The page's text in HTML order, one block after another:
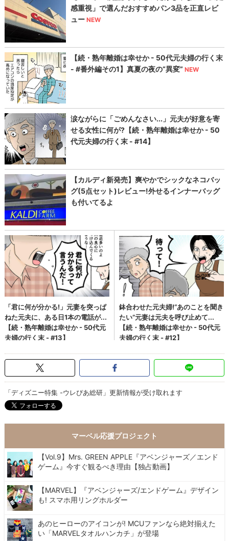
「ディズニー特集 -ウレぴあ総研」更新情報が受け取れます
マーベル応援プロジェクト
【Vol.9】Mrs. GREEN APPLE『アベンジャーズ／エンド
ゲーム』今すぐ観るべき理由【独占動画】
【MARVEL】『アベンジャーズ/エンドゲーム』デザイン
も! スマホ用リングホルダー
あのヒーローのアイコンが! MCUファンなら絶対揃えた
い「MARVELタオルハンカチ」が登場